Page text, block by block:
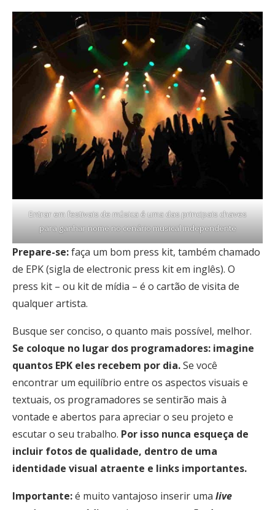
Entrar em festivais de música é uma das principais chaves
para ganhar nome no cenário musical independente
Prepare-se:faça um bom press kit, também chamado
de EPK (sigla de electronic press kit em inglês). O
press kit – ou kit de mídia – é o cartão de visita de
qualquer artista.
Busque ser conciso, o quanto mais possível, melhor.
Se coloque no lugar dos programadores: imagine
quantos EPK eles recebem por dia.Se você
encontrar um equilíbrio entre os aspectos visuais e
textuais, os programadores se sentirão mais à
vontade e abertos para apreciar o seu projeto e
escutar o seu trabalho. Por isso nunca esqueça de
incluir fotos de qualidade, dentro de uma
identidade visual atraente e links importantes.
Importante:é muito vantajoso inserir uma live